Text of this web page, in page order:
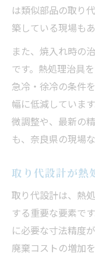
は類似部品の取り
築している現場もあ
また、焼入れ時の
です。熱処理治具
急冷・徐冷の条件
幅に低減していま
微調整や、最新の
も、奈良県の現場
取り代設計が熱
取り代設計は、熱
する重要な要素で
に必要な寸法精度
廃棄コストの増加